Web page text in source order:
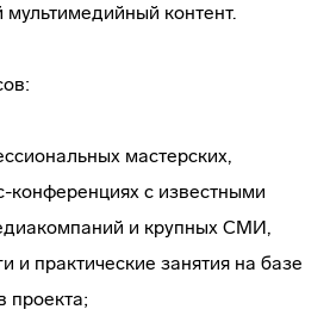
контент.
мастерских,
конференциях с известными
и крупных СМИ,
и практические занятия на базе
проекта;